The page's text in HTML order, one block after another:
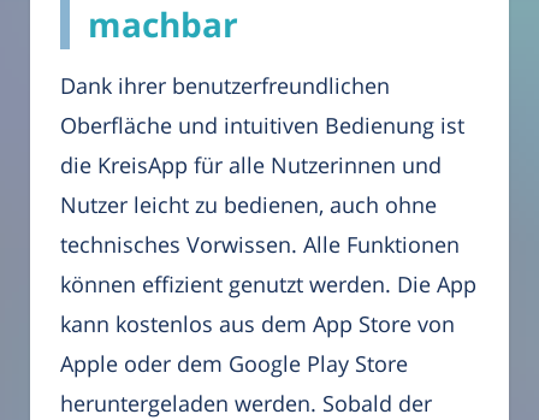
machbar
Dank ihrer benutzerfreundlichen
Oberfläche und intuitiven Bedienung ist
die KreisApp für alle Nutzerinnen und
Nutzer leicht zu bedienen, auch ohne
technisches Vorwissen. Alle Funktionen
können effizient genutzt werden. Die App
kann kostenlos aus dem App Store von
Apple oder dem Google Play Store
heruntergeladen werden. Sobald der